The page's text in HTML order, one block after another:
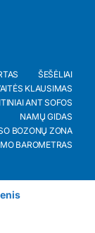
ŠEŠĖLIAI
KLAUSIMAS
ANT SOFOS
NAMŲ GIDAS
BOZONŲ ZONA
BAROMETRAS